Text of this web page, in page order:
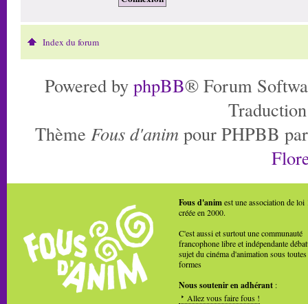
Index du forum
Powered by phpBB® Forum
Thème Fous d'anim pour PHPBB
Fous d'animest une association de loi
créée en 2000.
C'est aussi et surtout une communauté
francophone libre et indépendante
sujet du cinéma d'animation sous toutes
formes
Nous soutenir en adhérant :
Allez vous faire fous !